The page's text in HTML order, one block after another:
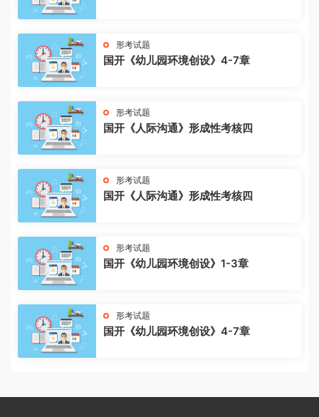
形考试题
国开《幼儿园环境创设》4-7章
形考试题
国开《人际沟通》形成性考核四
形考试题
国开《人际沟通》形成性考核四
形考试题
国开《幼儿园环境创设》1-3章
形考试题
国开《幼儿园环境创设》4-7章